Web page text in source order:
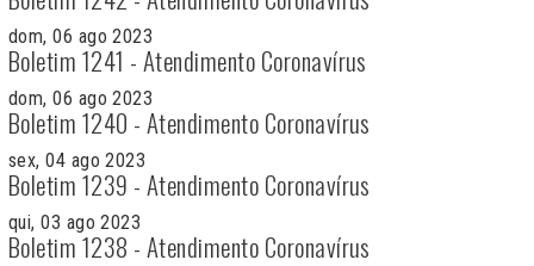
dom, 06 ago 2023
Boletim 1241 - Atendimento Coronavírus
dom, 06 ago 2023
Boletim 1240 - Atendimento Coronavírus
sex, 04 ago 2023
Boletim 1239 - Atendimento Coronavírus
qui, 03 ago 2023
Boletim 1238 - Atendimento Coronavírus